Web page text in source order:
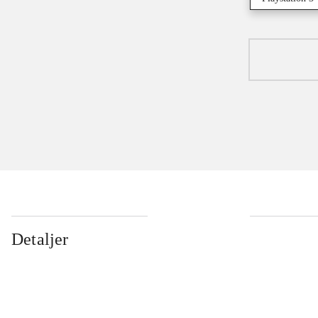
Detaljer